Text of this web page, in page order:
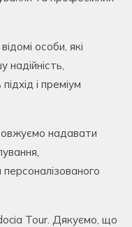
особи, які
і преміум
надавати
Tour. Дякуємо, що